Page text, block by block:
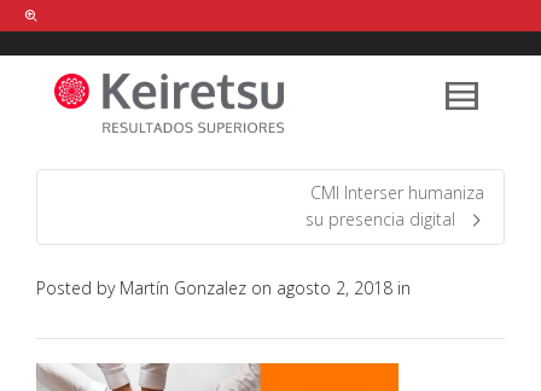
Help me Dante! I'm looking for new
shirts in a size medium
that cost
between £ . Show me all the
items, from the brandour legacy.
CMI Interser humaniza
su presencia digital
Posted by Martín Gonzalez on agosto 2, 2018 in